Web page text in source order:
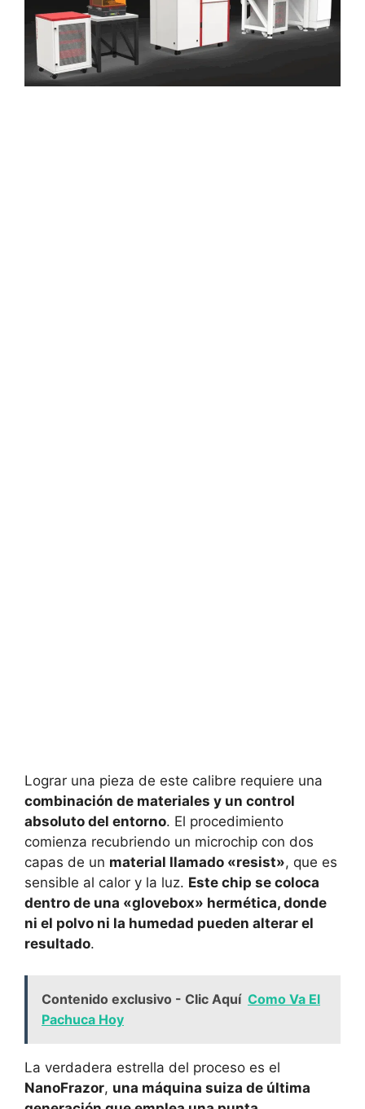
Lograr una pieza de este calibre requiere una
combinación de materiales y un control
absoluto del entorno. El procedimiento
comienza recubriendo un microchip con dos
capas de un material llamado «resist», que es
sensible al calor y la luz. Este chip se coloca
dentro de una «glovebox» hermética, donde
ni el polvo ni la humedad pueden alterar el
resultado.
Contenido exclusivo - Clic Aquí Como Va El
Pachuca Hoy
La verdadera estrella del proceso es el
NanoFrazor, una máquina suiza de última